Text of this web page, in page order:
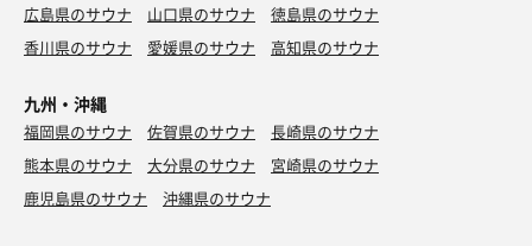
広島県のサウナ
山口県のサウナ
徳島県のサウナ
香川県のサウナ
愛媛県のサウナ 高知県のサウナ
九州・沖縄
福岡県のサウナ 佐賀県のサウナ
長崎県のサウナ
熊本県のサウナ
大分県のサウナ
宮崎県のサウナ
鹿児島県のサウナ
沖縄県のサウナ